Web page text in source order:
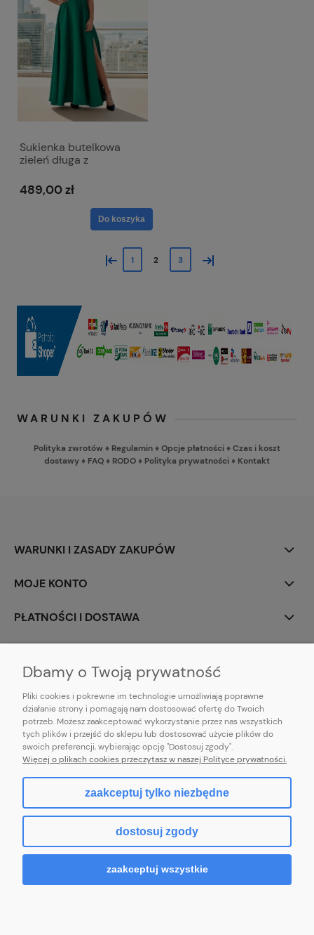
Sukienka butelkowa
zieleń długa z
kopertowym dekoltem -
Afrodyta
489,00 zł
Do koszyka
« 1 2 3 »
WARUNKI ZAKUPÓW
Polityka zwrotów ♦ Regulamin♦Opcje płatności♦Czas i koszt
dostawy♦ FAQ♦ RODO♦ Polityka prywatności♦ Kontakt
WARUNKI I ZASADY ZAKUPÓW
MOJE KONTO
PŁATNOŚCI I DOSTAWA
E-mail:pl101sukienek@gmail.com
101sukienek.pl
ul. Piotrkowska 317/11, Łódź 93-035, woj. łódzkie
pokaż pełną wersję strony
Sklep internetowy Shoper.pl
Dbamy o Twoją prywatność
Pliki cookies i pokrewne im technologie umożliwiają poprawne
działanie strony i pomagają nam dostosować ofertę do Twoich
potrzeb. Możesz zaakceptować wykorzystanie przez nas wszystkich
tych plików i przejść do sklepu lub dostosować użycie plików do
swoich preferencji, wybierając opcję "Dostosuj zgody".
Więcej o plikach cookies przeczytasz w naszej Polityce prywatności.
zaakceptuj tylko niezbędne
dostosuj zgody
zaakceptuj wszystkie